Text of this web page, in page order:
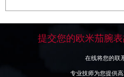
提交您的欧米茄腕
在线将您的联
专业技师为您提供